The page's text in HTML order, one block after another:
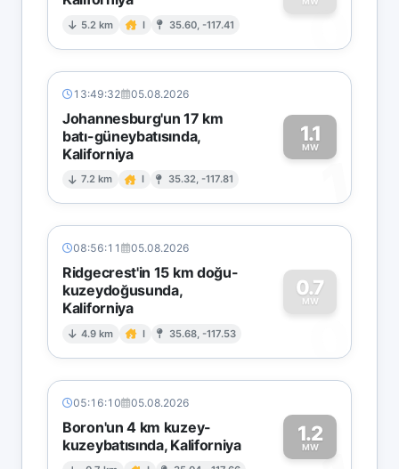
5.2 km I 35.60, -117.41 0
13:49:32 05.08.2026
Johannesburg'un 17 km
batı-güneybatısında,
Kaliforniya
7.2 km I 35.32, -117.81
1.1
MW
1
08:56:11 05.08.2026
Ridgecrest'in 15 km doğu-
kuzeydoğusunda,
Kaliforniya
4.9 km I 35.68, -117.53
0.7
MW
0
05:16:10 05.08.2026
Boron'un 4 km kuzey-
kuzeybatısında, Kaliforniya
1.2
MW